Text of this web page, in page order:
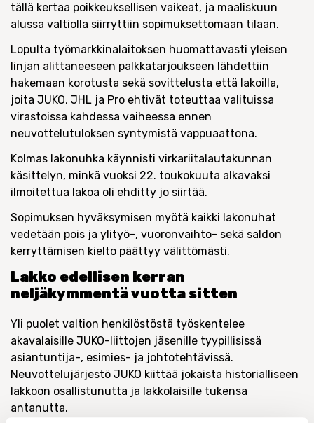
tällä kertaa poikkeuksellisen vaikeat, ja maaliskuun
alussa valtiolla siirryttiin sopimuksettomaan tilaan.
Lopulta työmarkkinalaitoksen huomattavasti yleisen
linjan alittaneeseen palkkatarjoukseen lähdettiin
hakemaan korotusta sekä sovittelusta että lakoilla,
joita JUKO, JHL ja Pro ehtivät toteuttaa valituissa
virastoissa kahdessa vaiheessa ennen
neuvottelutuloksen syntymistä vappuaattona.
Kolmas lakonuhka käynnisti virkariitalautakunnan
käsittelyn, minkä vuoksi 22. toukokuuta alkavaksi
ilmoitettua lakoa oli ehditty jo siirtää.
Sopimuksen hyväksymisen myötä kaikki lakonuhat
vedetään pois ja ylityö-, vuoronvaihto- sekä saldon
kerryttämisen kielto päättyy välittömästi.
Lakko edellisen kerran
neljäkymmentä vuotta sitten
Yli puolet valtion henkilöstöstä työskentelee
akavalaisille JUKO-liittojen jäsenille tyypillisissä
asiantuntija-, esimies- ja johtotehtävissä.
Neuvottelujärjestö JUKO kiittää jokaista historialliseen
lakkoon osallistunutta ja lakkolaisille tukensa
antanutta.